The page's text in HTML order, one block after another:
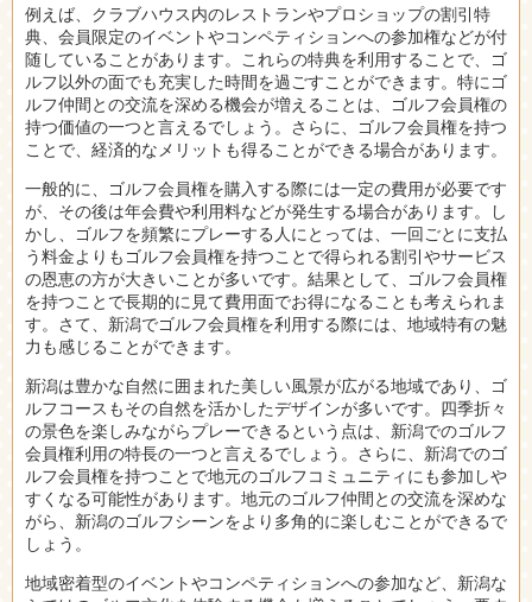
例えば、クラブハウス内のレストランやプロショップの割引特
典、会員限定のイベントやコンペティションへの参加権などが付
随していることがあります。これらの特典を利用することで、ゴ
ルフ以外の面でも充実した時間を過ごすことができます。特にゴ
ルフ仲間との交流を深める機会が増えることは、ゴルフ会員権の
持つ価値の一つと言えるでしょう。さらに、ゴルフ会員権を持つ
ことで、経済的なメリットも得ることができる場合があります。
一般的に、ゴルフ会員権を購入する際には一定の費用が必要です
が、その後は年会費や利用料などが発生する場合があります。し
かし、ゴルフを頻繁にプレーする人にとっては、一回ごとに支払
う料金よりもゴルフ会員権を持つことで得られる割引やサービス
の恩恵の方が大きいことが多いです。結果として、ゴルフ会員権
を持つことで長期的に見て費用面でお得になることも考えられま
す。さて、新潟でゴルフ会員権を利用する際には、地域特有の魅
力も感じることができます。
新潟は豊かな自然に囲まれた美しい風景が広がる地域であり、ゴ
ルフコースもその自然を活かしたデザインが多いです。四季折々
の景色を楽しみながらプレーできるという点は、新潟でのゴルフ
会員権利用の特長の一つと言えるでしょう。さらに、新潟でのゴ
ルフ会員権を持つことで地元のゴルフコミュニティにも参加しや
すくなる可能性があります。地元のゴルフ仲間との交流を深めな
がら、新潟のゴルフシーンをより多角的に楽しむことができるで
しょう。
地域密着型のイベントやコンペティションへの参加など、新潟な